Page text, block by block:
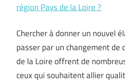
région Pays de la Loire ?
Chercher à donner un nouvel
passer par un changement de
de la Loire offrent de
ceux qui souhaitent allier